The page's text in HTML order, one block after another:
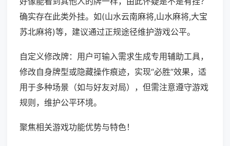
确实存在此类外挂。如(山水云南麻将,山水麻将,大宝
苏北麻将)等，建议通过正规途径维护游戏公平。
自定义修改牌：用户可输入需求生成专用辅助工具，
修改自身牌型或隐藏操作痕迹，实现“必胜”效果，适
用于多种场景（如与好友对局），但需注意遵守游戏
规则，维护公平环境。
聚焦相关游戏功能优势与特色！